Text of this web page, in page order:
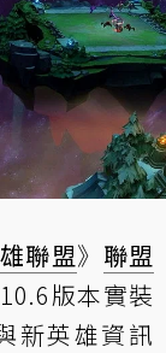
聯盟》 聯盟
版本實裝
新英雄資訊